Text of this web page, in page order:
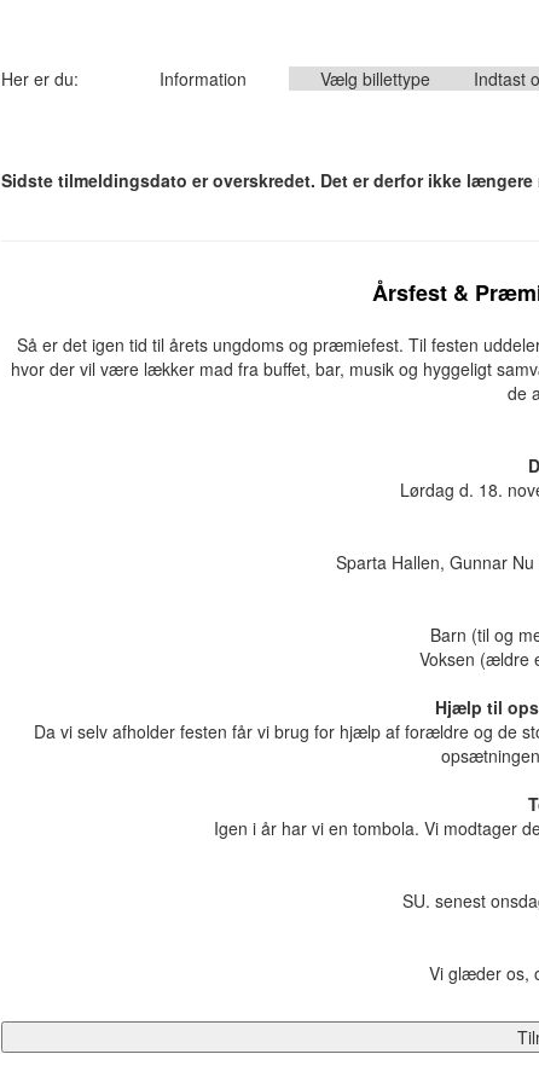
Her er du: Information Vælg billettype Indtast
Sidste tilmeldingsdato er overskredet. Det er derfor ikke
Årsfest &
Så er det igen tid til årets ungdoms og præmiefest. Til festen
hvor der vil være lækker mad fra buffet, bar, musik og hyggeligt
de
Lørdag d. 18.
Sparta Hallen, Gunnar
Barn (til og
Voksen (ældre
Hjælp til
Da vi selv afholder festen får vi brug for hjælp af forældre og de
Igen i år har vi en tombola. Vi modtager
SU. senest
Vi glæder os,